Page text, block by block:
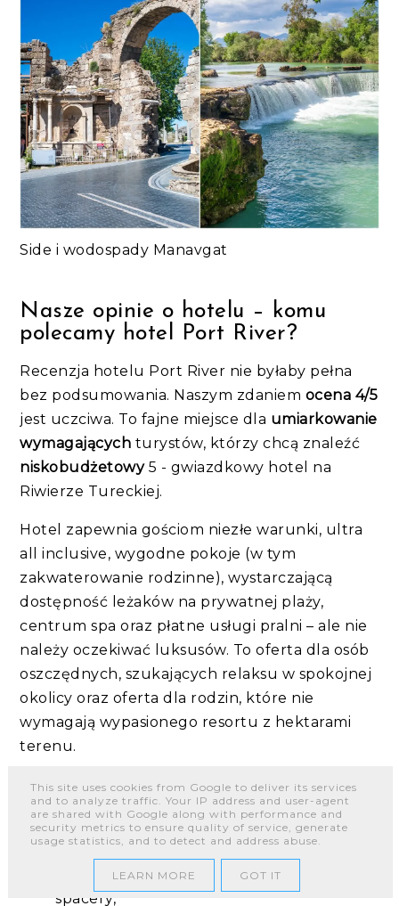
Side i wodospady Manavgat
Nasze opinie o hotelu – komu
polecamy hotel Port River?
Recenzja hotelu Port River nie byłaby pełna
bez podsumowania. Naszym zdaniem ocena 4/5
jest uczciwa. To fajne miejsce dla umiarkowanie
wymagających turystów, którzy chcą znaleźć
niskobudżetowy5 - gwiazdkowy hotel na
Riwierze Tureckiej.
Hotel zapewnia gościom niezłe warunki, ultra
all inclusive, wygodne pokoje (w tym
zakwaterowanie rodzinne), wystarczającą
dostępność leżaków na prywatnej plaży,
centrum spa oraz płatne usługi pralni – ale nie
należy oczekiwać luksusów. To oferta dla osób
oszczędnych, szukających relaksu w spokojnej
okolicy oraz oferta dla rodzin, które nie
wymagają wypasionego resortu z hektarami
terenu.
Polecamy hotel Port River nad SPA
rodzinom z dziećmi,
parom ceniącym spokojną okolicę,
wygodny dostęp do plaży i długie
spacery,
This site uses cookies from Google to deliver its services
and to analyze traffic. Your IP address and user-agent
are shared with Google along with performance and
security metrics to ensure quality of service, generate
usage statistics, and to detect and address abuse.
LEARN MORE GOT IT